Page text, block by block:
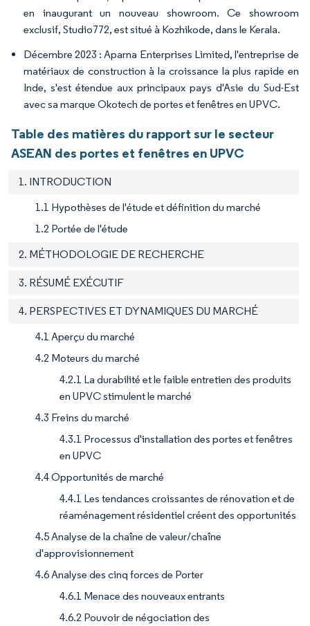
en inaugurant un nouveau showroom. Ce showroom
exclusif, Studio772, est situé à Kozhikode, dans le Kerala.
Décembre 2023 : Aparna Enterprises Limited, l'entreprise de
matériaux de construction à la croissance la plus rapide en
Inde, s'est étendue aux principaux pays d'Asie du Sud-Est
avec sa marque Okotech de portes et fenêtres en UPVC.
Table des matières du rapport sur le secteur
ASEAN des portes et fenêtres en UPVC
1. INTRODUCTION
1.1 Hypothèses de l'étude et définition du marché
1.2 Portée de l'étude
2. MÉTHODOLOGIE DE RECHERCHE
3. RÉSUMÉ EXÉCUTIF
4. PERSPECTIVES ET DYNAMIQUES DU MARCHÉ
4.1 Aperçu du marché
4.2 Moteurs du marché
4.2.1 La durabilité et le faible entretien des produits
en UPVC stimulent le marché
4.3 Freins du marché
4.3.1 Processus d'installation des portes et fenêtres
en UPVC
4.4 Opportunités de marché
4.4.1 Les tendances croissantes de rénovation et de
réaménagement résidentiel créent des opportunités
4.5 Analyse de la chaîne de valeur/chaîne
d'approvisionnement
4.6 Analyse des cinq forces de Porter
4.6.1 Menace des nouveaux entrants
4.6.2 Pouvoir de négociation des